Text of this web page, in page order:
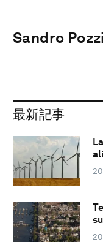
Sandro Pozzi
最新記事